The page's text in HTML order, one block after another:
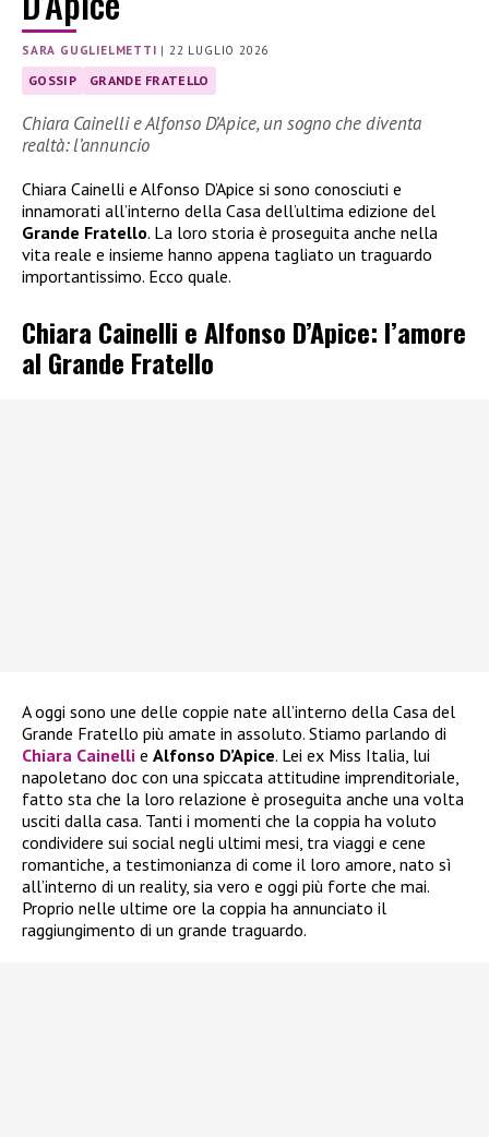
SARA GUGLIELMETTI | 22 LUGLIO 2026
GOSSIP GRANDE FRATELLO
Chiara Cainelli e Alfonso D’Apice, un sogno che diventa
realtà: l’annuncio
Chiara Cainelli e Alfonso D’Apice si sono conosciuti e
innamorati all’interno della Casa dell’ultima edizione del
Grande Fratello. La loro storia è proseguita anche nella
vita reale e insieme hanno appena tagliato un traguardo
importantissimo. Ecco quale.
Chiara Cainelli e Alfonso D’Apice: l’amore
al Grande Fratello
A oggi sono une delle coppie nate all’interno della Casa del
Grande Fratello più amate in assoluto. Stiamo parlando di
Chiara Cainelli e Alfonso D’Apice. Lei ex Miss Italia, lui
napoletano doc con una spiccata attitudine imprenditoriale,
fatto sta che la loro relazione è proseguita anche una volta
usciti dalla casa. Tanti i momenti che la coppia ha voluto
condividere sui social negli ultimi mesi, tra viaggi e cene
romantiche, a testimonianza di come il loro amore, nato sì
all’interno di un reality, sia vero e oggi più forte che mai.
Proprio nelle ultime ore la coppia ha annunciato il
raggiungimento di un grande traguardo.